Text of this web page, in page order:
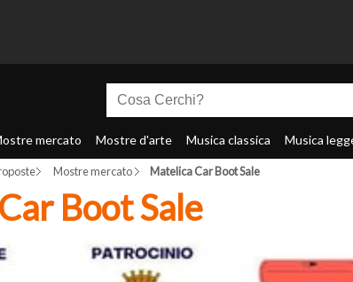
mercato Mostre d'arte Musica classica Musica
Mostre mercato Matelica Car Boot Sale
Boot Sale